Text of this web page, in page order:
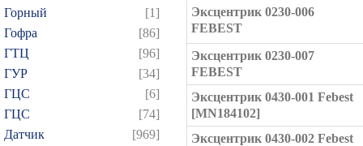
Горный
[1]
Гофра
[86]
ГТЦ
[96]
ГУР
[34]
ГЦC
[6]
ГЦС
[74]
Датчик
[969]
Эксцентрик 0230-006
FEBEST
Эксцентрик 0230-007
FEBEST
Эксцентрик 0430-001 Febest
[MN184102]
Эксцентрик 0430-002 Febest